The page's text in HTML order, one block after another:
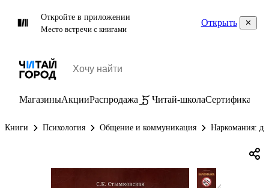
Откройте в приложении
Место встречи с книгами
Открыть
МагазиныАкцииРаспродажа Читай-школаСертификаты
Книги Психология Общение и коммуникация Наркомания: